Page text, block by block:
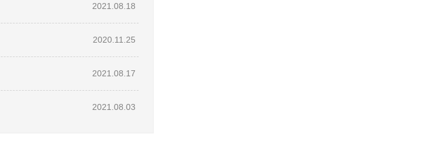
2021.08.18
2020.11.25
2021.08.17
2021.08.03